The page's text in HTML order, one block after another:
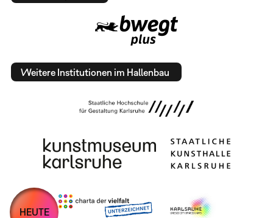
Weitere Institutionen im Hallenbau
HEUTE